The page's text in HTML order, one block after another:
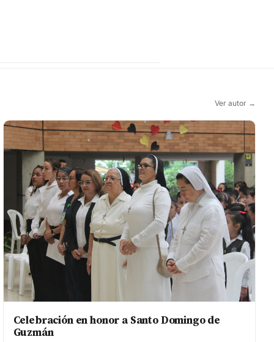
Ver autor →
Celebración en honor a Santo Domingo de
Guzmán